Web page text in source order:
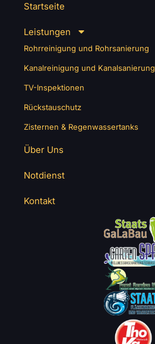
Startseite
Leistungen
Rohrreinigung und Rohrsanierung
Kanalreinigung und Kanalsanierung
TV-Inspektionen
Rückstauschutz
Zisternen & Regenwassertanks
Über Uns
Notdienst
Kontakt